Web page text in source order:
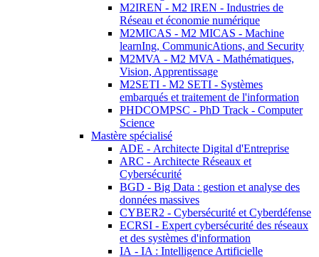
M2IREN - M2 IREN - Industries de
Réseau et économie numérique
M2MICAS - M2 MICAS - Machine
learnIng, CommunicAtions, and Security
M2MVA - M2 MVA - Mathématiques,
Vision, Apprentissage
M2SETI - M2 SETI - Systèmes
embarqués et traitement de l'information
PHDCOMPSC - PhD Track - Computer
Science
Mastère spécialisé
ADE - Architecte Digital d'Entreprise
ARC - Architecte Réseaux et
Cybersécurité
BGD - Big Data : gestion et analyse des
données massives
CYBER2 - Cybersécurité et Cyberdéfense
ECRSI - Expert cybersécurité des réseaux
et des systèmes d'information
IA - IA : Intelligence Artificielle